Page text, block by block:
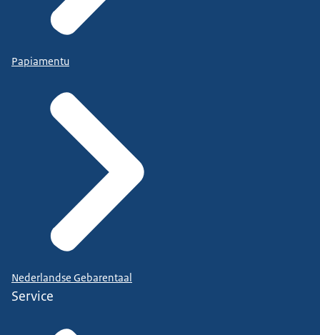
Papiamentu
Nederlandse Gebarentaal
Service